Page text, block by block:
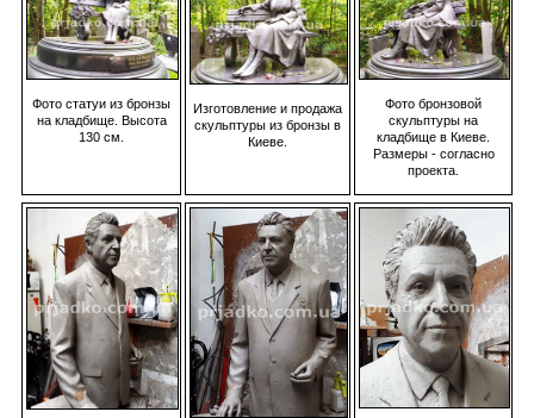
Фото статуи из бронзы
на кладбище. Высота
130 см.
Изготовление и продажа
скульптуры из бронзы в
Киеве.
Фото бронзовой
скульптуры на
кладбище в Киеве.
Размеры - согласно
проекта.